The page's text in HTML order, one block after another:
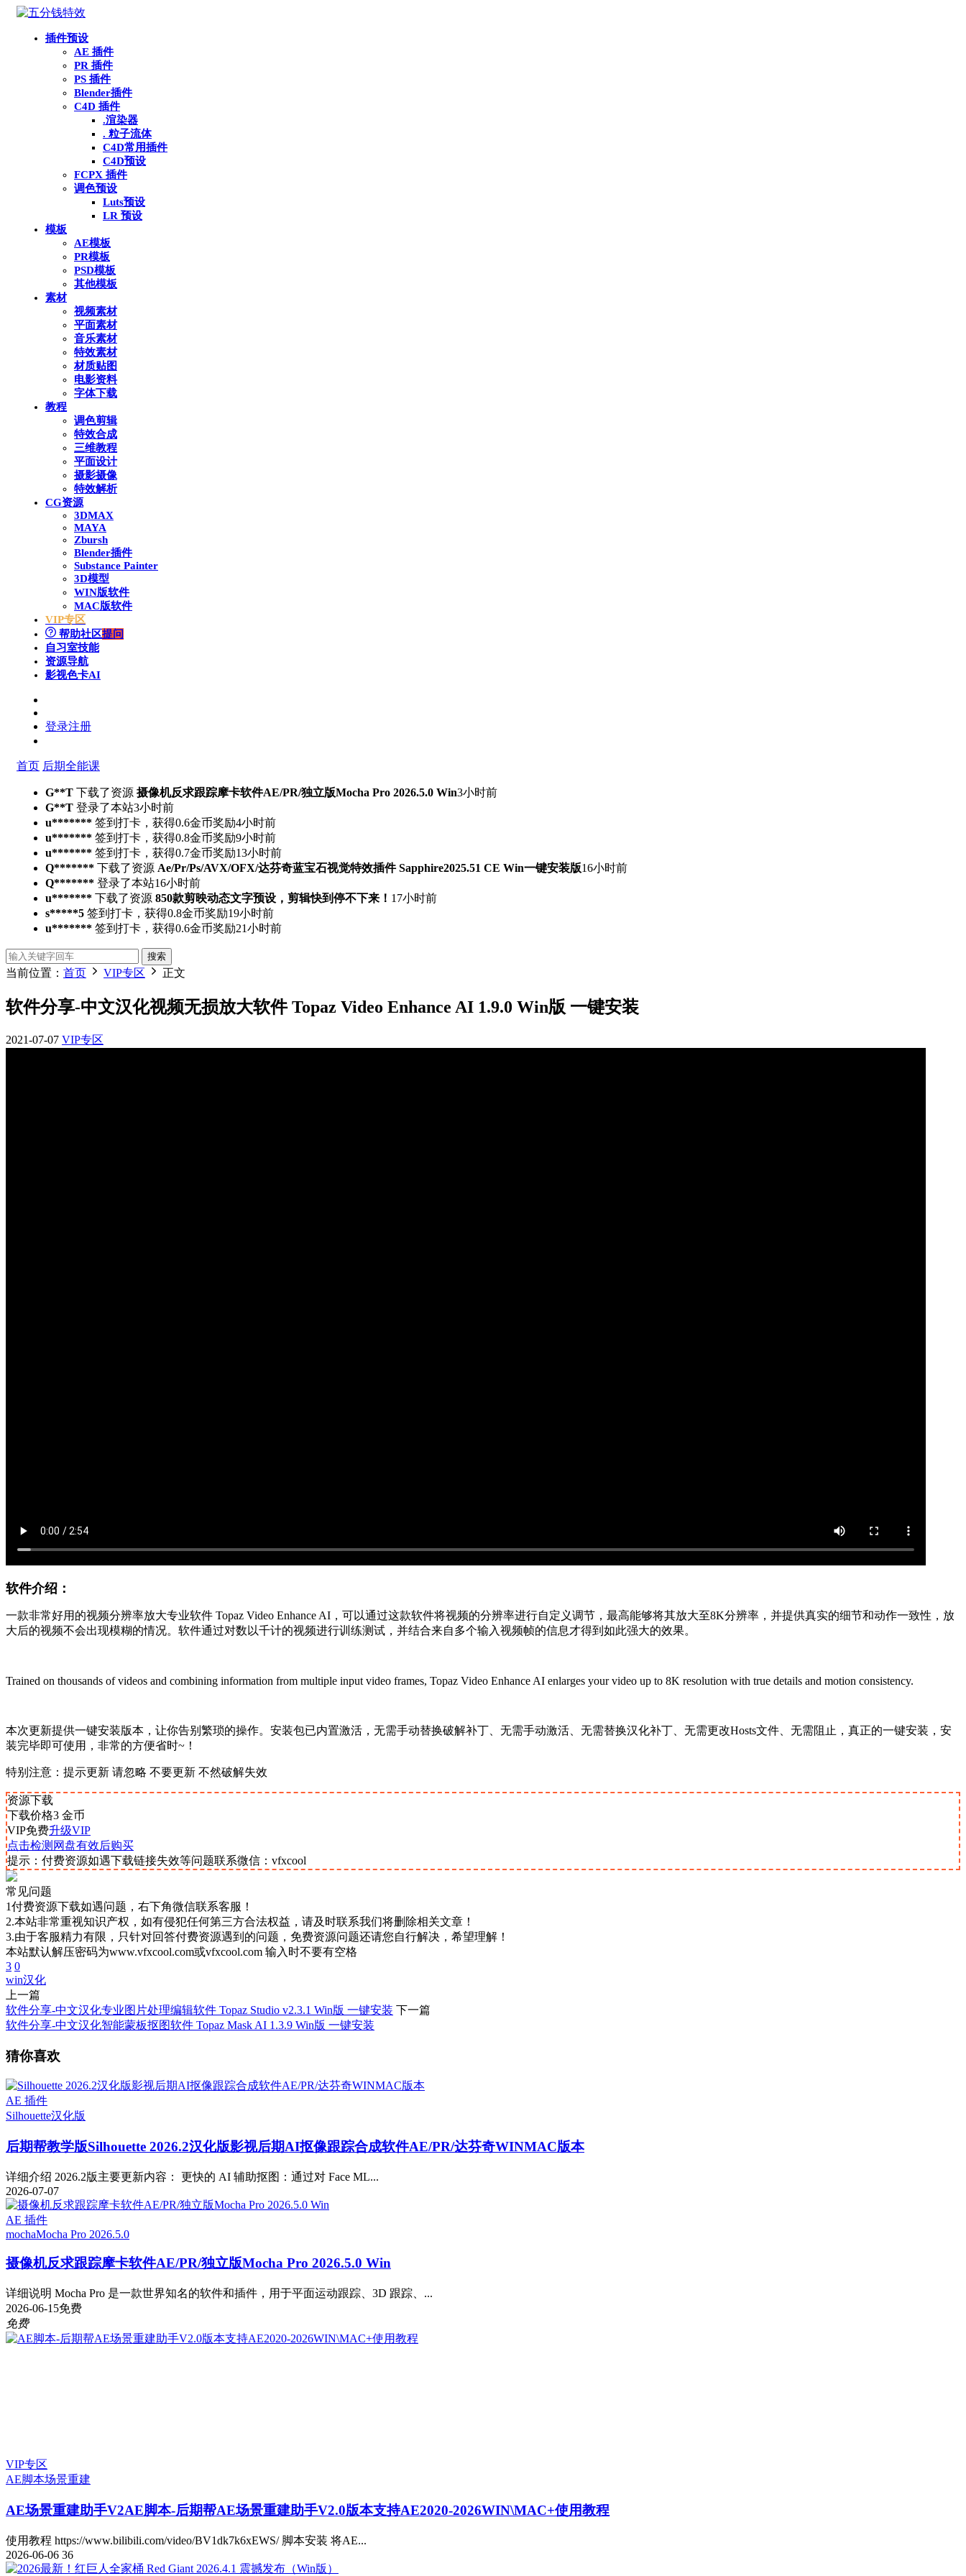
插件预设
AE 插件
PR 插件
PS 插件
Blender插件
C4D 插件
.渲染器
. 粒子流体
C4D常用插件
C4D预设
FCPX 插件
调色预设
Luts预设
LR 预设
模板
AE模板
PR模板
PSD模板
其他模板
素材
视频素材
平面素材
音乐素材
特效素材
材质贴图
电影资料
字体下载
教程
调色剪辑
特效合成
三维教程
平面设计
摄影摄像
特效解析
CG资源
3DMAX
MAYA
Zbursh
Blender插件
Substance Painter
3D模型
WIN版软件
MAC版软件
VIP专区
帮助社区提问
自习室技能
资源导航
影视色卡AI
登录注册
首页 后期全能课
G**T 下载了资源 摄像机反求跟踪摩卡软件AE/PR/独立版Mocha Pro 2026.5.0 Win3小时前
G**T 登录了本站3小时前
u******* 签到打卡，获得0.6金币奖励4小时前
u******* 签到打卡，获得0.8金币奖励9小时前
u******* 签到打卡，获得0.7金币奖励13小时前
Q******* 下载了资源 Ae/Pr/Ps/AVX/OFX/达芬奇蓝宝石视觉特效插件 Sapphire2025.51 CE Win一键安装版16小时前
Q******* 登录了本站16小时前
u******* 下载了资源 850款剪映动态文字预设，剪辑快到停不下来！ 17小时前
s*****5 签到打卡，获得0.8金币奖励19小时前
u******* 签到打卡，获得0.6金币奖励21小时前
搜索
当前位置： 首页 VIP专区 正文
软件分享-中文汉化视频无损放大软件 Topaz Video Enhance AI 1.9.0 Win版 一键安装
2021-07-07 VIP专区
软件介绍：
一款非常好用的视频分辨率放大专业软件 Topaz Video Enhance AI，可以通过这款软件将视频的分辨率进行自定义调节，最高能够将其放大至8K分辨率，并提供真实的细节和动作一致性，放
大后的视频不会出现模糊的情况。软件通过对数以千计的视频进行训练测试，并结合来自多个输入视频帧的信息才得到如此强大的效果。
Trained on thousands of videos and combining information from multiple input video frames, Topaz Video Enhance AI enlarges your video up to 8K resolution with true details and motion consistency.
本次更新提供一键安装版本，让你告别繁琐的操作。安装包已内置激活，无需手动替换破解补丁、无需手动激活、无需替换汉化补丁、无需更改Hosts文件、无需阻止，真正的一键安装，安
装完毕即可使用，非常的方便省时~！
特别注意：提示更新 请忽略 不要更新 不然破解失效
资源下载
下载价格3 金币
VIP免费升级VIP
点击检测网盘有效后购买
提示：付费资源如遇下载链接失效等问题联系微信：vfxcool
常见问题
1付费资源下载如遇问题，右下角微信联系客服！
2.本站非常重视知识产权，如有侵犯任何第三方合法权益，请及时联系我们将删除相关文章！
3.由于客服精力有限，只针对回答付费资源遇到的问题，免费资源问题还请您自行解决，希望理解！
本站默认解压密码为www.vfxcool.com或vfxcool.com 输入时不要有空格
3 0
win汉化
上一篇
软件分享-中文汉化专业图片处理编辑软件 Topaz Studio v2.3.1 Win版 一键安装 下一篇
软件分享-中文汉化智能蒙板抠图软件 Topaz Mask AI 1.3.9 Win版 一键安装
猜你喜欢
AE 插件
Silhouette汉化版
后期帮教学版Silhouette 2026.2汉化版影视后期AI抠像跟踪合成软件AE/PR/达芬奇WINMAC版本
详细介绍 2026.2版主要更新内容： 更快的 AI 辅助抠图：通过对 Face ML...
2026-07-07
AE 插件
mochaMocha Pro 2026.5.0
摄像机反求跟踪摩卡软件AE/PR/独立版Mocha Pro 2026.5.0 Win
详细说明 Mocha Pro 是一款世界知名的软件和插件，用于平面运动跟踪、3D 跟踪、...
2026-06-15免费
免费
VIP专区
AE脚本场景重建
AE场景重建助手V2AE脚本-后期帮AE场景重建助手V2.0版本支持AE2020-2026WIN\MAC+使用教程
使用教程 https://www.bilibili.com/video/BV1dk7k6xEWS/ 脚本安装 将AE...
2026-06-06 36